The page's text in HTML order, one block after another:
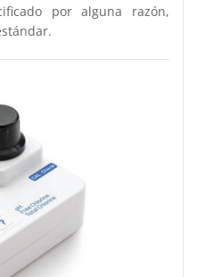
por alguna razón,